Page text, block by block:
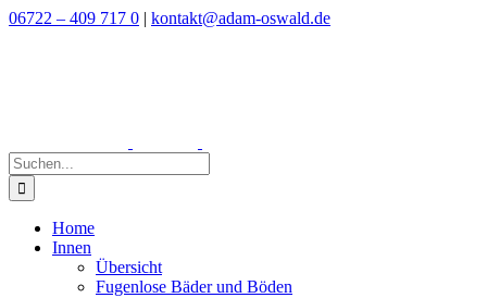
Zum
06722 – 409 717 0 | kontakt@adam-oswald.de
Suche
nach:
Home
Innen
Übersicht
Fugenlose Bäder und Böden